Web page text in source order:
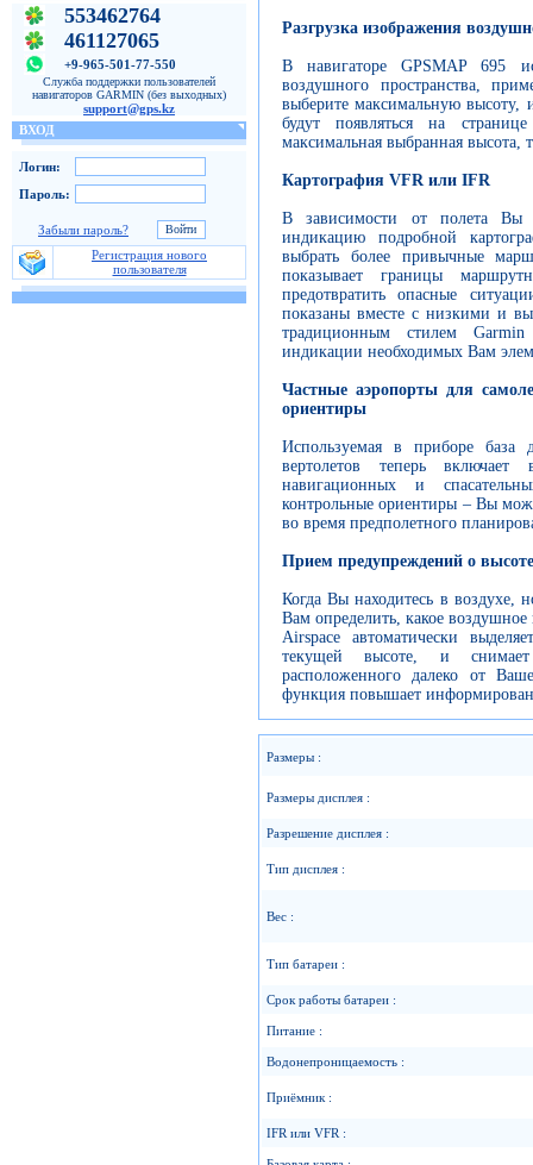
553462764
461127065
+9-965-501-77-550
Служба поддержки пользователей
навигаторов GARMIN (без выходных)
support@gps.kz
ВХОД
Логин:
Пароль:
Забыли пароль?
Регистрация нового
пользователя
Разгрузка изображения
В навигаторе GPSMAP 695
воздушного пространства,
выберите максимальную
будут появляться на
максимальная выбранная высота,
Картография VFR или IFR
В зависимости от полета Вы
индикацию подробной
выбрать более привычные
показывает границы
предотвратить опасные
показаны вместе с низкими и
традиционным стилем
индикации необходимых Вам
Частные аэропорты для
ориентиры
Используемая в приборе база
вертолетов теперь
навигационных и
контрольные ориентиры – Вы
во время предполетного
Прием предупреждений о высоте
Когда Вы находитесь в воздухе,
Вам определить, какое
Airspace автоматически
текущей высоте, и снимает
расположенного далеко от
функция повышает
Размеры :
Размеры дисплея :
Разрешение дисплея :
Тип дисплея :
Вес :
Тип батареи :
Срок работы батареи :
Питание :
Водонепроницаемость :
Приёмник :
IFR или VFR :